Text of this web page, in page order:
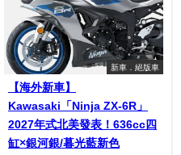
新車．絕版車
【海外新車】
Kawasaki「Ninja ZX-6R」
2027年式北美發表！636cc四
缸×銀河銀/暮光藍新色